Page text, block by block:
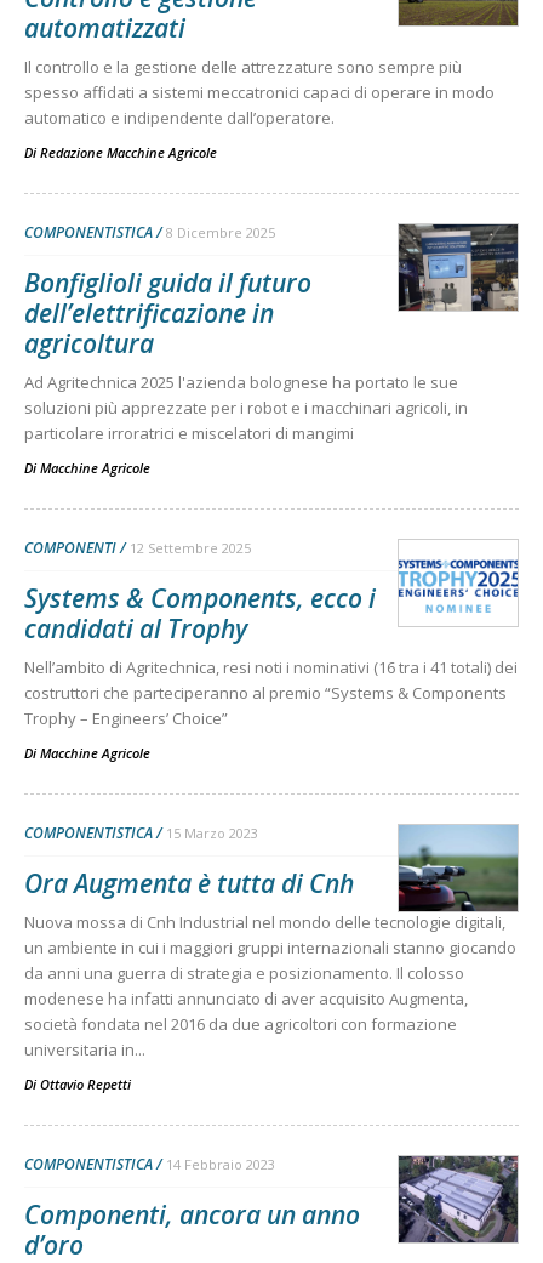
automatizzati
Il controllo e la gestione delle attrezzature sono sempre più
spesso affidati a sistemi meccatronici capaci di operare in modo
automatico e indipendente dall’operatore.
Di Redazione Macchine Agricole
COMPONENTISTICA 8 Dicembre 2025
Bonfiglioli guida il futuro
dell’elettrificazione in
agricoltura
Ad Agritechnica 2025 l'azienda bolognese ha portato le sue
soluzioni più apprezzate per i robot e i macchinari agricoli, in
particolare irroratrici e miscelatori di mangimi
Di Macchine Agricole
COMPONENTI 12 Settembre 2025
Systems & Components, ecco i
candidati al Trophy
Nell’ambito di Agritechnica, resi noti i nominativi (16 tra i 41 totali) dei
costruttori che parteciperanno al premio “Systems & Components
Trophy – Engineers’ Choice”
Di Macchine Agricole
COMPONENTISTICA 15 Marzo 2023
Ora Augmenta è tutta di Cnh
Nuova mossa di Cnh Industrial nel mondo delle tecnologie digitali,
un ambiente in cui i maggiori gruppi internazionali stanno giocando
da anni una guerra di strategia e posizionamento. Il colosso
modenese ha infatti annunciato di aver acquisito Augmenta,
società fondata nel 2016 da due agricoltori con formazione
universitaria in...
Di Ottavio Repetti
COMPONENTISTICA 14 Febbraio 2023
Componenti, ancora un anno
d’oro